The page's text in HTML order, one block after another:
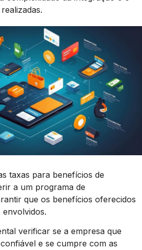
taxas para benefícios de
a um programa de
que os benefícios oferecidos
verificar se a empresa que
e se cumpre com as